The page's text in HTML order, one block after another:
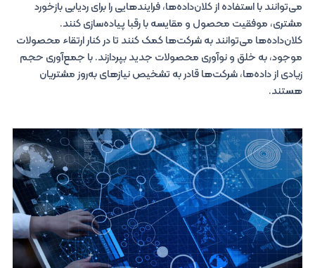
می‌توانند با استفاده از کلان‌داده‌ها، فرایندهایی را برای ردیابی بازخورد
مشتری، موفقیت محصول و مقایسه با رقبا پیاده‌سازی کنند.
کلان‌داده‌ها می‌توانند به شرکت‌ها کمک کنند تا در کنار ارتقاء محصولات
موجود، به خلق و نوآوری محصولات جدید بپردازند. با جمع‌آوری حجم
زیادی از داده‌ها، شرکت‌ها قادر به تشخیص نیازهای به‌روز مشتریان
هستند.